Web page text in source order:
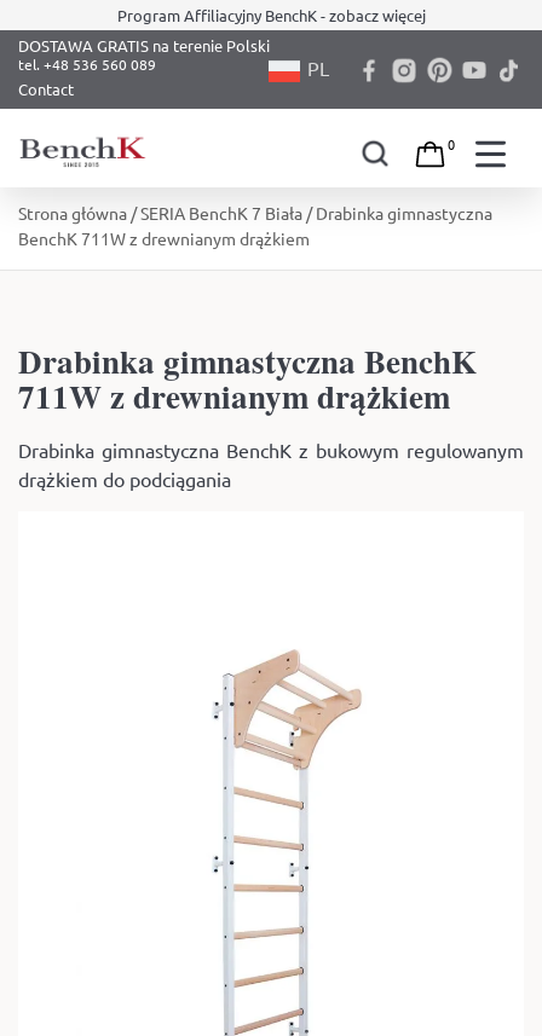
content
Program Affiliacyjny BenchK - zobacz więcej
DOSTAWA GRATIS na terenie Polski
Contact
PL
0
Strona główna /SERIA BenchK 7 Biała / Drabinka gimnastyczna
BenchK 711W z drewnianym drążkiem
Drabinka gimnastyczna BenchK
711W z drewnianym drążkiem
Drabinka gimnastyczna BenchK z bukowym regulowanym
drążkiem do podciągania